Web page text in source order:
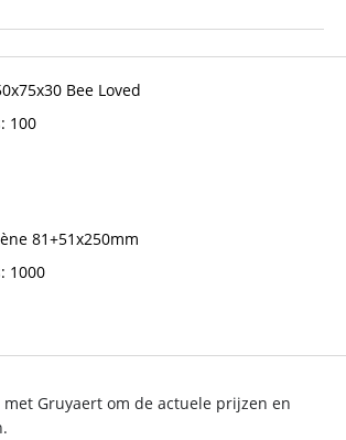
Bee Loved
100
81+51x250mm
1000
Gruyaert om de actuele prijzen en